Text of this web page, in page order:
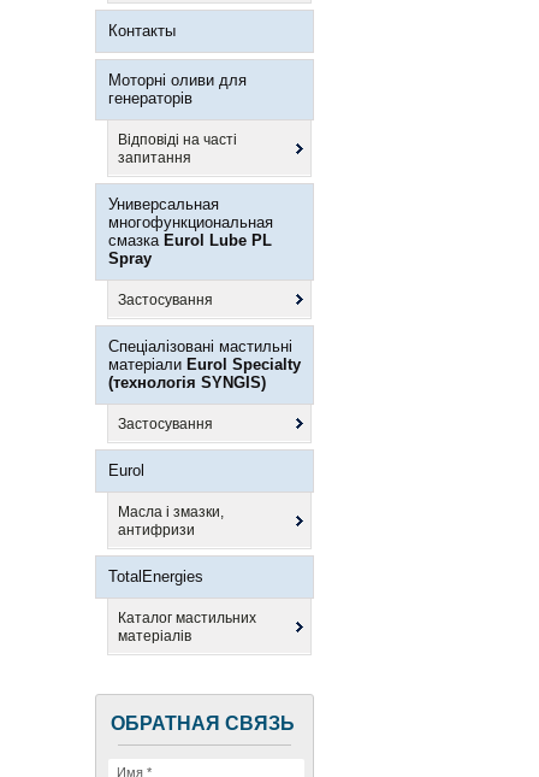
Контакты
Моторні оливи для
генераторів
Відповіді на часті
запитання
Универсальная
многофункциональная
смазка Eurol Lube PL
Spray
Застосування
Спеціалізовані мастильні
матеріали Eurol Specialty
(технологія SYNGIS)
Застосування
Eurol
Масла і змазки,
антифризи
TotalEnergies
Каталог мастильних
матеріалів
ОБРАТНАЯ СВЯЗЬ